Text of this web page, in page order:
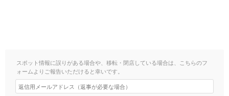
スポット情報に誤りがある場合や、移転・閉店している場合は、こちらのフ
ォームよりご報告いただけると幸いです。